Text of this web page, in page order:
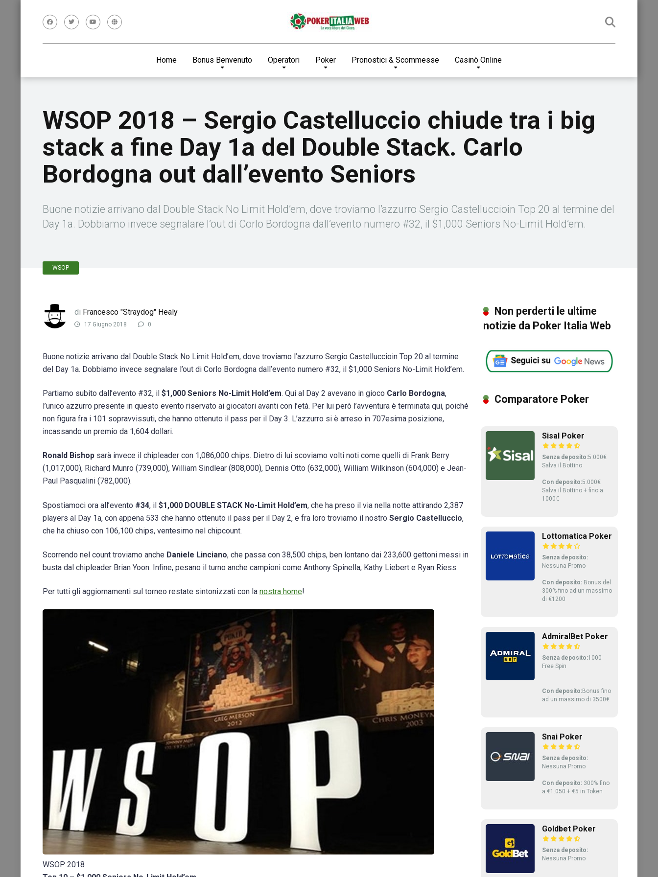
Home Bonus Benvenuto Operatori Poker Pronostici & Scommesse Casinò Online
WSOP 2018 – Sergio Castelluccio chiude tra i big
stack a fine Day 1a del Double Stack. Carlo
Bordogna out dall’evento Seniors
Buone notizie arrivano dal Double Stack No Limit Hold’em, dove troviamo l’azzurro Sergio Castelluccioin Top 20 al termine del
Day 1a. Dobbiamo invece segnalare l’out di Corlo Bordogna dall’evento numero #32, il $1,000 Seniors No-Limit Hold’em.
WSOP
di Francesco "Straydog" Healy
17 Giugno 2018 0
Buone notizie arrivano dal Double Stack No Limit Hold’em, dove troviamo l’azzurro Sergio Castelluccioin Top 20 al termine
del Day 1a. Dobbiamo invece segnalare l’out di Corlo Bordogna dall’evento numero #32, il $1,000 Seniors No-Limit Hold’em.
Partiamo subito dall’evento #32, il $1,000 Seniors No-Limit Hold’em. Qui al Day 2 avevano in gioco Carlo Bordogna,
l’unico azzurro presente in questo evento riservato ai giocatori avanti con l’età. Per lui però l’avventura è terminata qui, poiché
non figura fra i 101 sopravvissuti, che hanno ottenuto il pass per il Day 3. L’azzurro si è arreso in 707esima posizione,
incassando un premio da 1,604 dollari.
Ronald Bishop sarà invece il chipleader con 1,086,000 chips. Dietro di lui scoviamo volti noti come quelli di Frank Berry
(1,017,000), Richard Munro (739,000), William Sindlear (808,000), Dennis Otto (632,000), William Wilkinson (604,000) e Jean-
Paul Pasqualini (782,000).
Spostiamoci ora all’evento #34, il $1,000 DOUBLE STACK No-Limit Hold’em, che ha preso il via nella notte attirando 2,387
players al Day 1a, con appena 533 che hanno ottenuto il pass per il Day 2, e fra loro troviamo il nostro Sergio Castelluccio,
che ha chiuso con 106,100 chips, ventesimo nel chipcount.
Scorrendo nel count troviamo anche Daniele Linciano, che passa con 38,500 chips, ben lontano dai 233,600 gettoni messi in
busta dal chipleader Brian Yoon. Infine, pesano il turno anche campioni come Anthony Spinella, Kathy Liebert e Ryan Riess.
Per tutti gli aggiornamenti sul torneo restate sintonizzati con la nostra home!
WSOP 2018
Non perderti le ultime
notizie da Poker Italia Web
Comparatore Poker
Sisal Poker
Senza deposito:5.000€
Salva il Bottino
Con deposito:5.000€
Salva il Bottino + fino a
1000€
Lottomatica Poker
Senza deposito:
Nessuna Promo
Con deposito: Bonus del
300% fino ad un massimo
di €1200
AdmiralBet Poker
Senza deposito:1000
Free Spin
Con deposito:Bonus fino
ad un massimo di 3500€
Snai Poker
Senza deposito:
Nessuna Promo
Con deposito: 300% fino
a €1.050 + €5 in Token
Goldbet Poker
Senza deposito:
Nessuna Promo